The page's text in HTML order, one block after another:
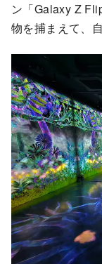
ン「Galaxy Z
物を捕まえて、